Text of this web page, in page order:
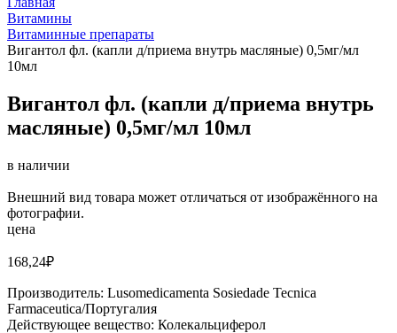
Витамины
Витаминные препараты
Вигантол фл. (капли д/приема внутрь масляные) 0,5мг/мл
10мл
Вигантол фл. (капли д/приема внутрь
масляные) 0,5мг/мл 10мл
в наличии
Внешний вид товара может отличаться от изображённого на
фотографии.
цена
168,24₽
Производитель: Lusomedicamenta Sosiedade Tecnica
Farmaceutica/Португалия
Действующее вещество: Колекальциферол